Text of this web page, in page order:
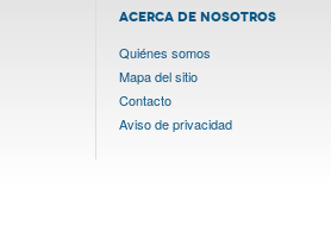
ACERCA DE NOSOTROS
Quiénes somos
Mapa del sitio
Contacto
Aviso de privacidad